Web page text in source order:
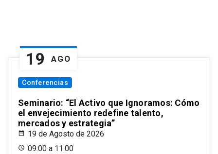
19 AGO
Conferencias
Seminario: “El Activo que Ignoramos: Cómo
el envejecimiento redefine talento,
mercados y estrategia”
19 de Agosto de 2026
09:00 a 11:00